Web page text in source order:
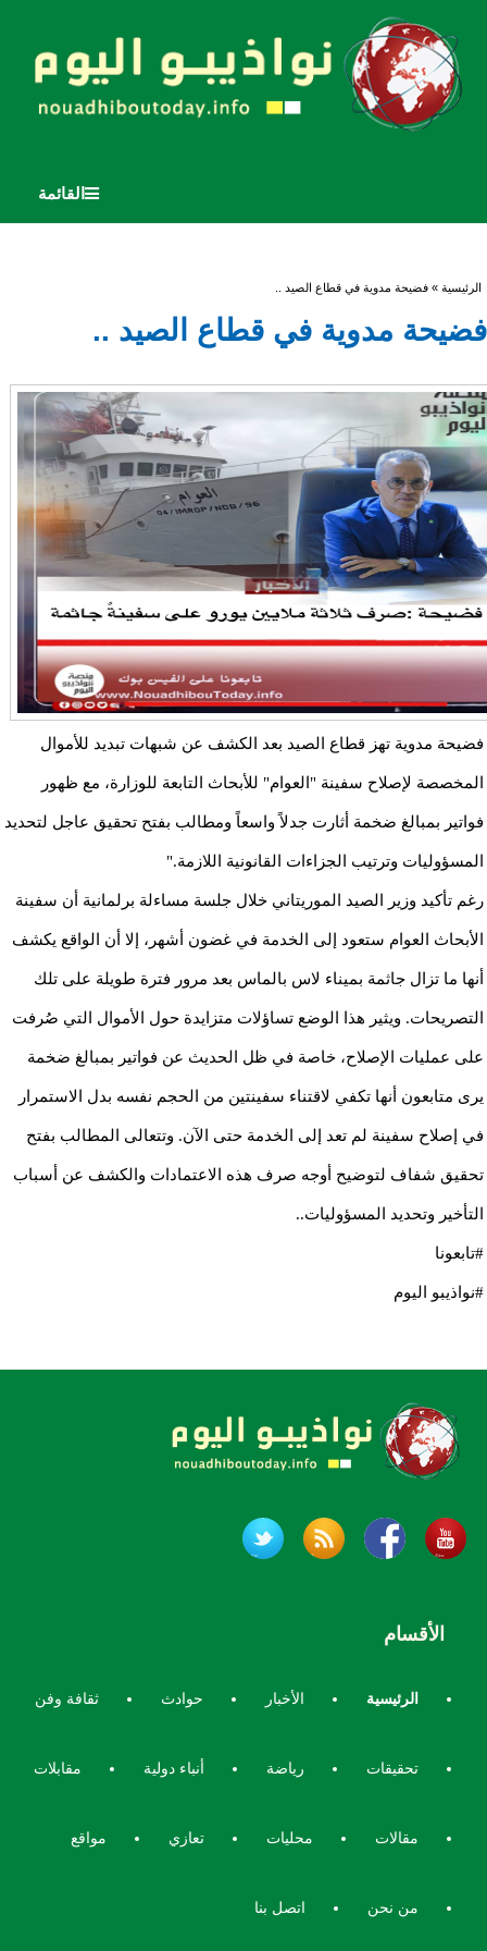
القائمة
أنت هنا
الرئيسية » فضيحة مدوية في قطاع الصيد ..
فضيحة مدوية في قطاع الصيد ..
فضيحة مدوية تهز قطاع الصيد بعد الكشف عن شبهات تبديد للأموال
المخصصة لإصلاح سفينة "العوام" للأبحاث التابعة للوزارة، مع ظهور
فواتير بمبالغ ضخمة أثارت جدلاً واسعاً ومطالب بفتح تحقيق عاجل لتحديد
المسؤوليات وترتيب الجزاءات القانونية اللازمة."
رغم تأكيد وزير الصيد الموريتاني خلال جلسة مساءلة برلمانية أن سفينة
الأبحاث العوام ستعود إلى الخدمة في غضون أشهر، إلا أن الواقع يكشف
أنها ما تزال جاثمة بميناء لاس بالماس بعد مرور فترة طويلة على تلك
التصريحات. ويثير هذا الوضع تساؤلات متزايدة حول الأموال التي صُرفت
على عمليات الإصلاح، خاصة في ظل الحديث عن فواتير بمبالغ ضخمة
يرى متابعون أنها تكفي لاقتناء سفينتين من الحجم نفسه بدل الاستمرار
في إصلاح سفينة لم تعد إلى الخدمة حتى الآن. وتتعالى المطالب بفتح
تحقيق شفاف لتوضيح أوجه صرف هذه الاعتمادات والكشف عن أسباب
التأخير وتحديد المسؤوليات..
#تابعونا
#نواذيبو اليوم
الأقسام
الرئيسية الأخبار حوادث ثقافة وفن
تحقيقات رياضة أنباء دولية مقابلات
مقالات محليات تعازي مواقع
من نحن اتصل بنا